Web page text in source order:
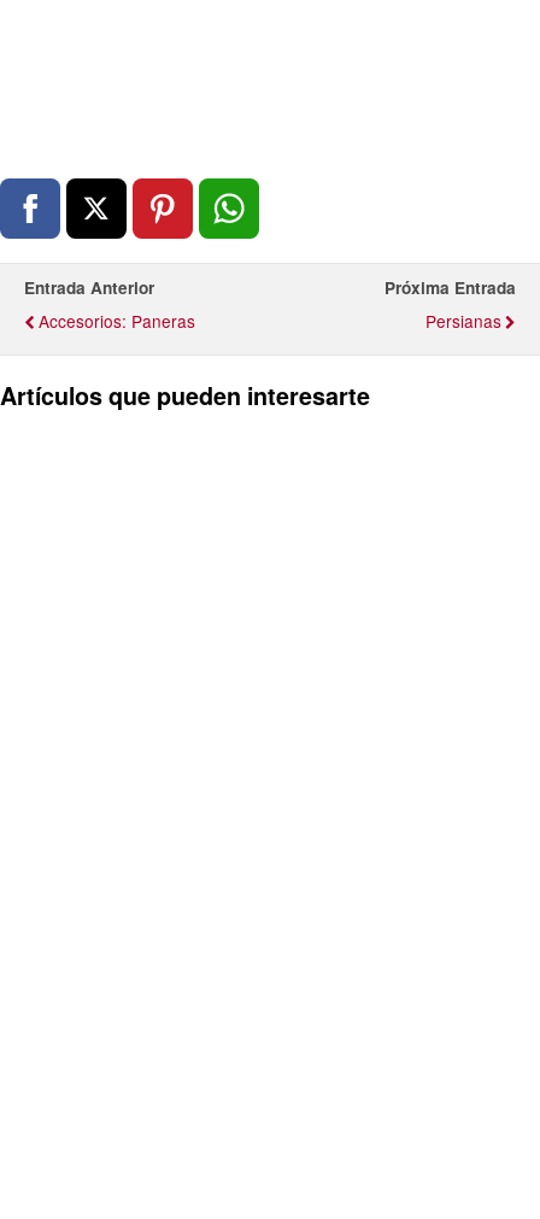
Entrada Anterior
Accesorios: Paneras
Próxima Entrada
Persianas
Artículos que pueden interesarte